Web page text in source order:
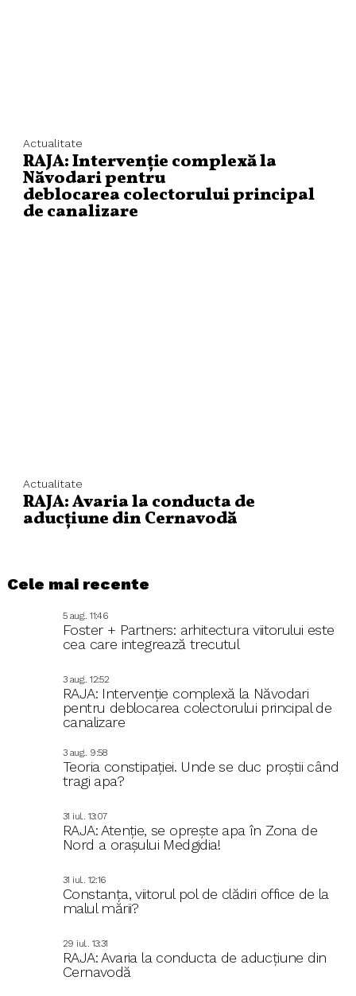
Actualitate
RAJA: Intervenție complexă la
Năvodari pentru
deblocarea colectorului principal
de canalizare
Actualitate
RAJA: Avaria la conducta de
aducțiune din Cernavodă
Cele mai recente
5 aug.. 11:46
Foster + Partners: arhitectura viitorului este
cea care integrează trecutul
3 aug.. 12:52
RAJA: Intervenție complexă la Năvodari
pentru deblocarea colectorului principal de
canalizare
3 aug.. 9:58
Teoria constipației. Unde se duc proștii când
tragi apa?
31 iul.. 13:07
RAJA: Atenție, se oprește apa în Zona de
Nord a orașului Medgidia!
31 iul.. 12:16
Constanța, viitorul pol de clădiri office de la
malul mării?
29 iul.. 13:31
RAJA: Avaria la conducta de aducțiune din
Cernavodă